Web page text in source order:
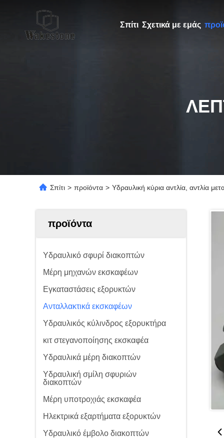
Σπίτι Σχετικά με εμάς
Σπίτι > προϊόντα > Υδραυλική κύρια αντλία, αντλία
προϊόντα
Υδραυλικό σφυρί διακοπτών
Μέρη μηχανών εκσκαφέων
Εγκαταστάσεις εξορυκτών
Ανταλλακτικά εκσκαφέων
Υδραυλικός κύλινδρος εξορυκτήρα
κιτ στεγανοποίησης εκσκαφέα
Υδραυλικά μέρη διακοπτών
Υδραυλική σμίλη σφυριών
διακοπτών
Μέρη υποτροχιάς εκσκαφέα
Ηλεκτρικά εξαρτήματα εξορυκτών
Υδραυλικό έμβολο διακοπτών